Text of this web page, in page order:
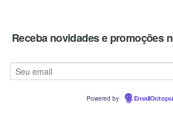
Receba novidades e promoções
Powered by